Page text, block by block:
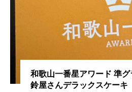
和歌山一番星アワード 準
鈴屋さんデラックスケーキ